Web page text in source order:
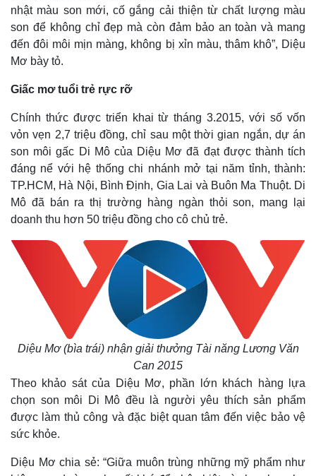
Kinh tế
Bất động sản
Khởi nghiệp
Thị trường
Giá vàng
Tiêu dùng
Tỷ giá
Chứng khoán
Giá cà phê
nhật màu son mới, cố gắng cải thiện từ chất lượng màu
son để không chỉ đẹp mà còn đảm bảo an toàn và mang
đến đôi môi mịn màng, không bị xỉn màu, thâm khô”, Diệu
Mơ bày tỏ.
Giấc mơ tuổi trẻ rực rỡ
Chính thức được triển khai từ tháng 3.2015, với số vốn
vỏn vẹn 2,7 triệu đồng, chỉ sau một thời gian ngắn, dự án
son môi gấc Di Mô của Diệu Mơ đã đạt được thành tích
đáng nể với hệ thống chi nhánh mở tại năm tỉnh, thành:
TP.HCM, Hà Nội, Bình Định, Gia Lai và Buôn Ma Thuột. Di
Mô đã bán ra thị trường hàng ngàn thỏi son, mang lại
doanh thu hơn 50 triệu đồng cho cô chủ trẻ.
Diệu Mơ (bìa trái) nhận giải thưởng Tài năng Lương Văn
Can 2015
Theo khảo sát của Diệu Mơ, phần lớn khách hàng lựa
chọn son môi Di Mô đều là người yêu thích sản phẩm
được làm thủ công và đặc biệt quan tâm đến việc bảo vệ
sức khỏe.
Diệu Mơ chia sẻ: “Giữa muôn trùng những mỹ phẩm như